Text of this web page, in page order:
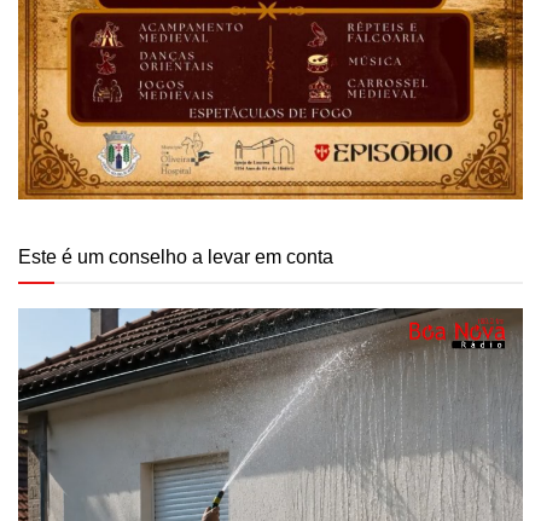
Este é um conselho a levar em conta